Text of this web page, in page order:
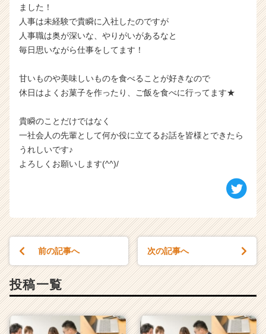
ました！
人事は未経験で貴瞬に入社したのですが
人事職は奥が深いな、やりがいがあるなと
毎日思いながら仕事をしてます！
甘いものや美味しいものを食べることが好きなので
休日はよくお菓子を作ったり、ご飯を食べに行ってます★
貴瞬のことだけではなく
一社会人の先輩として何か役に立てるお話を皆様とできたら
うれしいです♪
よろしくお願いします(^^)/
前の記事へ 次の記事へ
投稿一覧